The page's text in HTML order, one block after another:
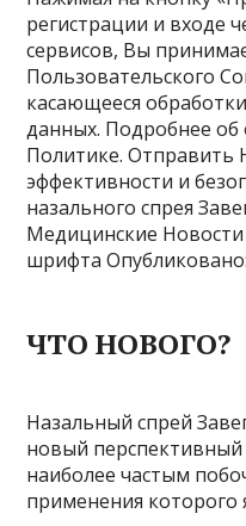
регистрации и входе
сервисов, Вы
Пользовательского
касающееся
данных. Подробнее об
Политике. Отправить
эффективности и
назального спрея
Медицинские Новости
шрифта
ЧТО НОВОГО?
Назальный спрей
новый
наиболее частым
применения которого